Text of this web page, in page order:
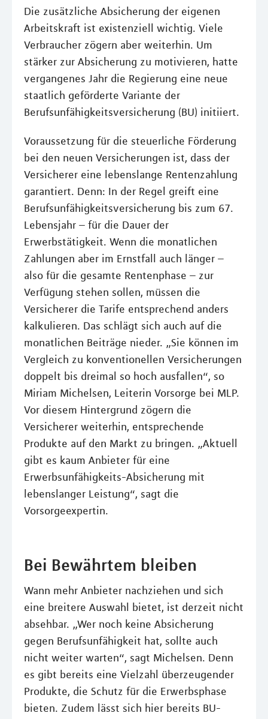
Die zusätzliche Absicherung der eigenen
Arbeitskraft ist existenziell wichtig. Viele
Verbraucher zögern aber weiterhin. Um
stärker zur Absicherung zu motivieren, hatte
vergangenes Jahr die Regierung eine neue
staatlich geförderte Variante der
Berufsunfähigkeitsversicherung (BU) initiiert.
Voraussetzung für die steuerliche Förderung
bei den neuen Versicherungen ist, dass der
Versicherer eine lebenslange Rentenzahlung
garantiert. Denn: In der Regel greift eine
Berufsunfähigkeitsversicherung bis zum 67.
Lebensjahr – für die Dauer der
Erwerbstätigkeit. Wenn die monatlichen
Zahlungen aber im Ernstfall auch länger –
also für die gesamte Rentenphase – zur
Verfügung stehen sollen, müssen die
Versicherer die Tarife entsprechend anders
kalkulieren. Das schlägt sich auch auf die
monatlichen Beiträge nieder. „Sie können im
Vergleich zu konventionellen Versicherungen
doppelt bis dreimal so hoch ausfallen“, so
Miriam Michelsen, Leiterin Vorsorge bei MLP.
Vor diesem Hintergrund zögern die
Versicherer weiterhin, entsprechende
Produkte auf den Markt zu bringen. „Aktuell
gibt es kaum Anbieter für eine
Erwerbsunfähigkeits-Absicherung mit
lebenslanger Leistung“, sagt die
Vorsorgeexpertin.
Bei Bewährtem bleiben
Wann mehr Anbieter nachziehen und sich
eine breitere Auswahl bietet, ist derzeit nicht
absehbar. „Wer noch keine Absicherung
gegen Berufsunfähigkeit hat, sollte auch
nicht weiter warten“, sagt Michelsen. Denn
es gibt bereits eine Vielzahl überzeugender
Produkte, die Schutz für die Erwerbsphase
bieten. Zudem lässt sich hier bereits BU-